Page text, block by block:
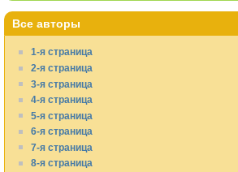
Все авторы
1-я страница
2-я страница
3-я страница
4-я страница
5-я страница
6-я страница
7-я страница
8-я страница